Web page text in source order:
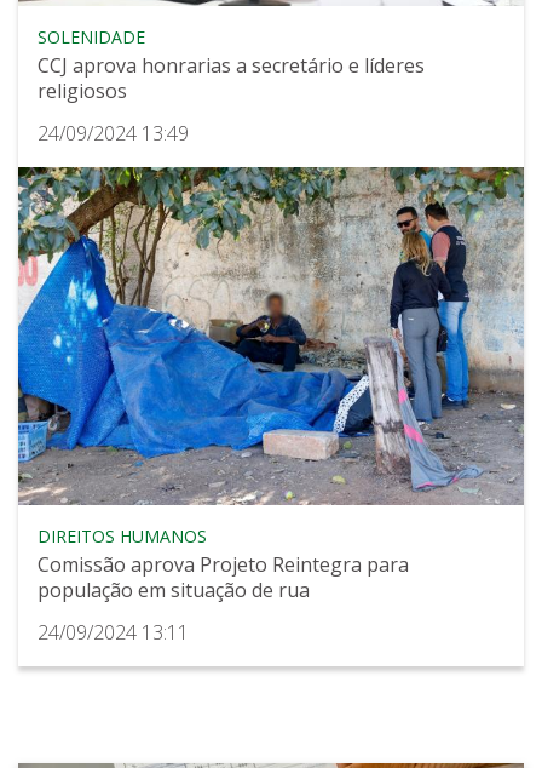
SOLENIDADE
CCJ aprova honrarias a secretário e líderes
religiosos
24/09/2024 13:49
DIREITOS HUMANOS
Comissão aprova Projeto Reintegra para
população em situação de rua
24/09/2024 13:11